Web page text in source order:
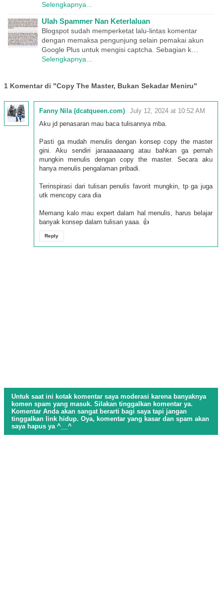
Selengkapnya...
Ulah Spammer Nan Keterlaluan
Blogspot sudah memperketat lalu-lintas komentar
dengan memaksa pengunjung selain pemakai akun
Google Plus untuk mengisi captcha. Sebagian k…
Selengkapnya...
1 Komentar di "Copy The Master, Bukan Sekadar Meniru"
Fanny Nila (dcatqueen.com)
July 12, 2024 at 10:52 AM
Aku jd penasaran mau baca tulisannya mba.
Pasti ga mudah menulis dengan konsep copy the master
gini. Aku sendiri jaraaaaaaang atau bahkan ga pernah
mungkin menulis dengan copy the master. Secara aku
hanya menulis pengalaman pribadi.
Terinspirasi dari tulisan penulis favorit mungkin, tp ga juga
utk mencopy cara dia
Memang kalo mau expert dalam hal menulis, harus belajar
banyak konsep dalam tulisan yaaa. 👍
Reply
Untuk saat ini kotak komentar saya moderasi karena banyaknya
komen spam yang masuk. Silakan tinggalkan komentar ya.
Komentar Anda akan sangat berarti bagi saya tapi jangan
tinggalkan link hidup. Oya, komentar yang kasar dan spam akan
saya hapus ya ^__^